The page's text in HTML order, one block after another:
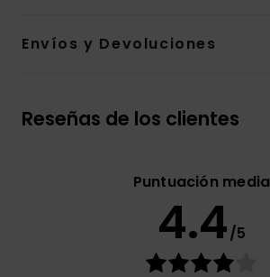
Envíos y Devoluciones
Reseñas de los clientes
Puntuación media
4.4/5